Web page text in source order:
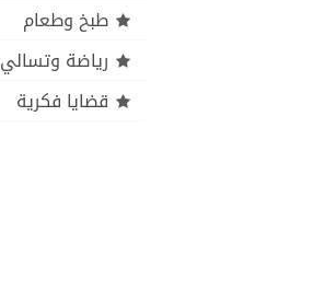
طبخ وطعام
رياضة وتسالي
قضايا فكرية